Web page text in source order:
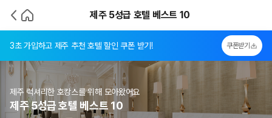
제주 5성급 호텔 베스트 10
3초 가입하고 제주 추천 호텔 할인 쿠폰 받기! 쿠폰받기
제주 럭셔리한 호캉스를 위해 모아왔어요
제주 5성급 호텔 베스트 10